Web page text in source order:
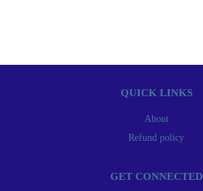
QUICK LINKS
About
Refund policy
GET CONNECTED